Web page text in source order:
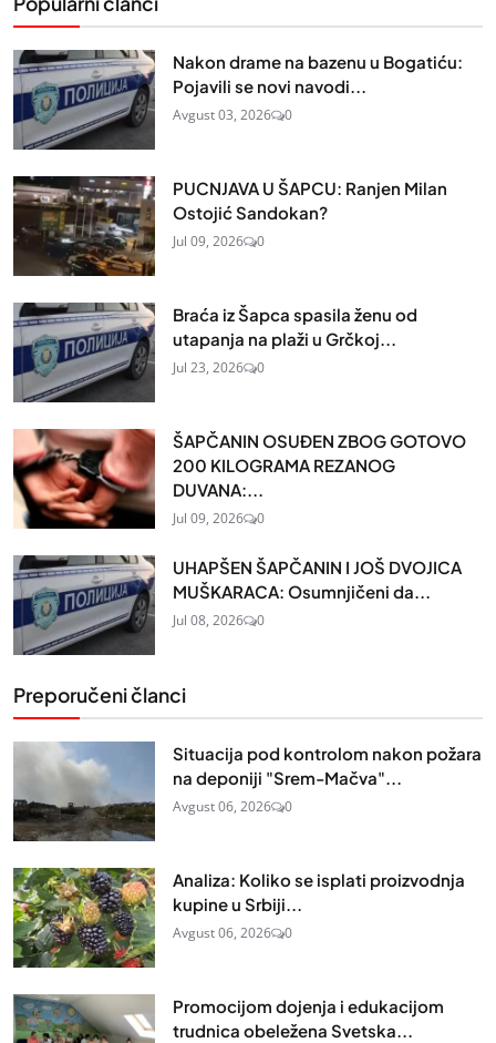
Nakon drame na bazenu u Bogatiću:
Pojavili se novi navodi...
Avgust 03, 2026 0
PUCNJAVA U ŠAPCU: Ranjen Milan
Ostojić Sandokan?
Jul 09, 2026 0
Braća iz Šapca spasila ženu od
utapanja na plaži u Grčkoj...
Jul 23, 2026 0
ŠAPČANIN OSUĐEN ZBOG GOTOVO
200 KILOGRAMA REZANOG
DUVANA:...
Jul 09, 2026 0
UHAPŠEN ŠAPČANIN I JOŠ DVOJICA
MUŠKARACA: Osumnjičeni da...
Jul 08, 2026 0
Preporučeni članci
Situacija pod kontrolom nakon požara
na deponiji "Srem-Mačva"...
Avgust 06, 2026 0
Analiza: Koliko se isplati proizvodnja
kupine u Srbiji...
Avgust 06, 2026 0
Promocijom dojenja i edukacijom
trudnica obeležena Svetska...